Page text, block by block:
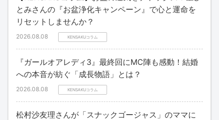
とみさんの『お盆浄化キャンペーン』で心と運命を
リセットしませんか？
2026.08.08 KENSAKUコラム
『ガールオアレディ3』最終回にMC陣も感動！結婚
への本音が紡ぐ「成長物語」とは？
2026.08.08 KENSAKUコラム
松村沙友理さんが「スナックゴージャス」のママに